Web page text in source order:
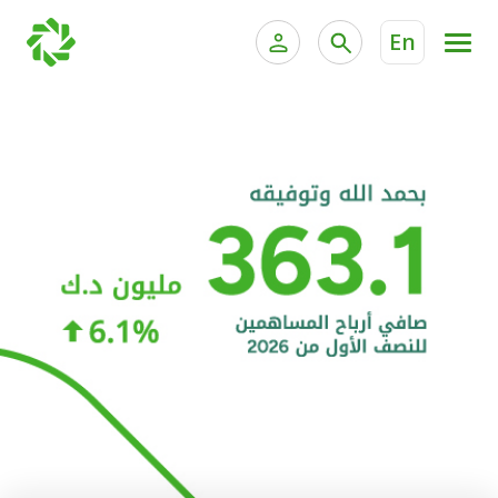
En
الخدمات المصرفية الإلكترونية للشركات
خدمة "بيتك" للتداول الإلكتروني
الحسابات المصرفية
البطاقات
"برامج العملاء"